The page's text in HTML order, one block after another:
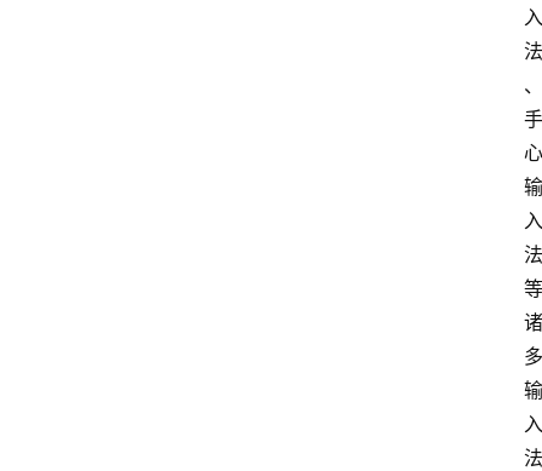
入
法
、
手
心
输
入
法
等
诸
多
输
入
法